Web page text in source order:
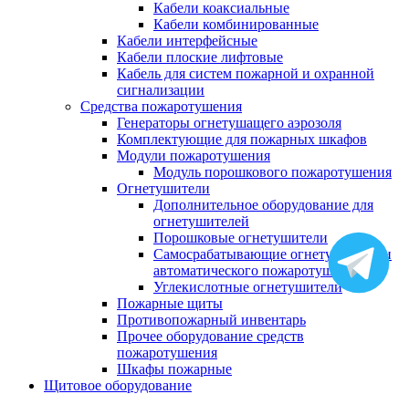
Кабели коаксиальные
Кабели комбинированные
Кабели интерфейсные
Кабели плоские лифтовые
Кабель для систем пожарной и охранной
сигнализации
Средства пожаротушения
Генераторы огнетушащего аэрозоля
Комплектующие для пожарных шкафов
Модули пожаротушения
Модуль порошкового пожаротушения
Огнетушители
Дополнительное оборудование для
огнетушителей
Порошковые огнетушители
Самосрабатывающие огнетушители и
автоматического пожаротушения
Углекислотные огнетушители
Пожарные щиты
Противопожарный инвентарь
Прочее оборудование средств
пожаротушения
Шкафы пожарные
Щитовое оборудование